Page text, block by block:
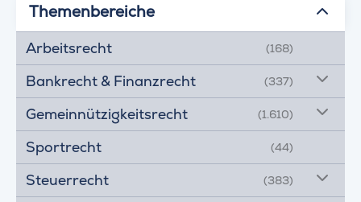
Themenbereiche
Arbeitsrecht (168)
Bankrecht & Finanzrecht (337)
Gemeinnützigkeitsrecht (1.610)
Sportrecht (44)
Steuerrecht (383)